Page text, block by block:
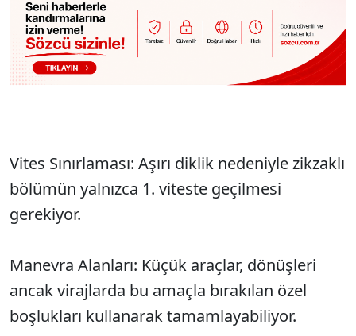
Vites Sınırlaması: Aşırı diklik nedeniyle zikzaklı
bölümün yalnızca 1. viteste geçilmesi
gerekiyor.
Manevra Alanları: Küçük araçlar, dönüşleri
ancak virajlarda bu amaçla bırakılan özel
boşlukları kullanarak tamamlayabiliyor.